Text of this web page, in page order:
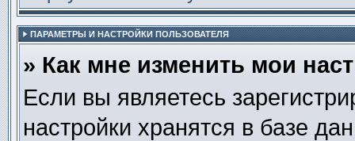
ПАРАМЕТРЫ И НАСТРОЙКИ ПОЛЬЗОВАТЕЛЯ
» Как мне изменить мои
Если вы являетесь
настройки хранятся в базе